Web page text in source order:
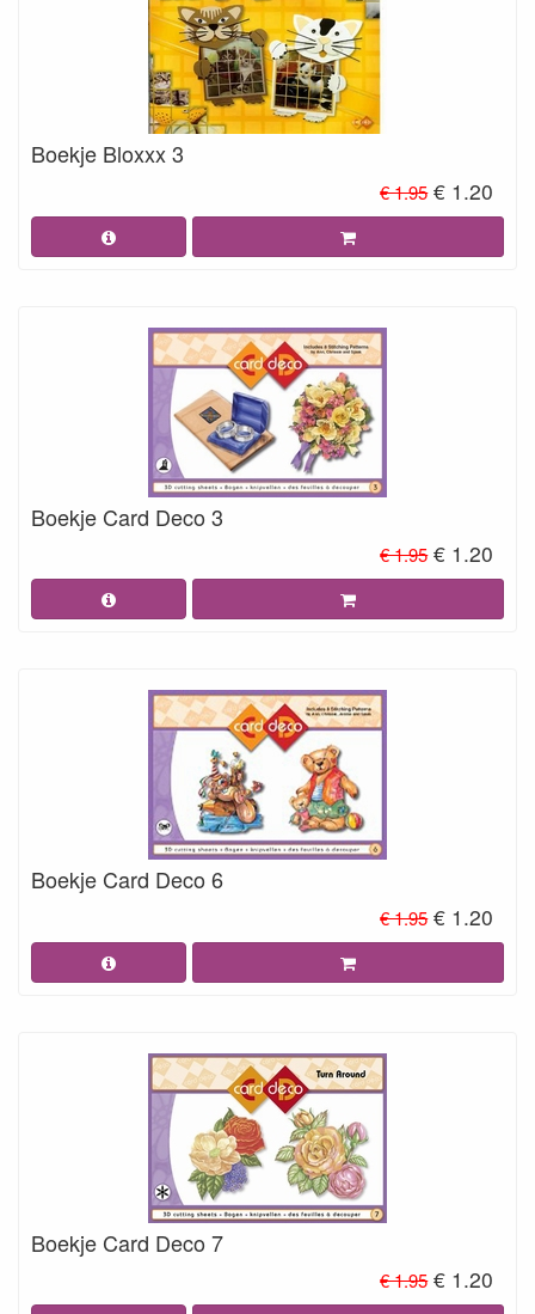
Boekje Bloxxx 3
€ 1.95 € 1.20
Boekje Card Deco 3
€ 1.95 € 1.20
Boekje Card Deco 6
€ 1.95 € 1.20
Boekje Card Deco 7
€ 1.95 € 1.20